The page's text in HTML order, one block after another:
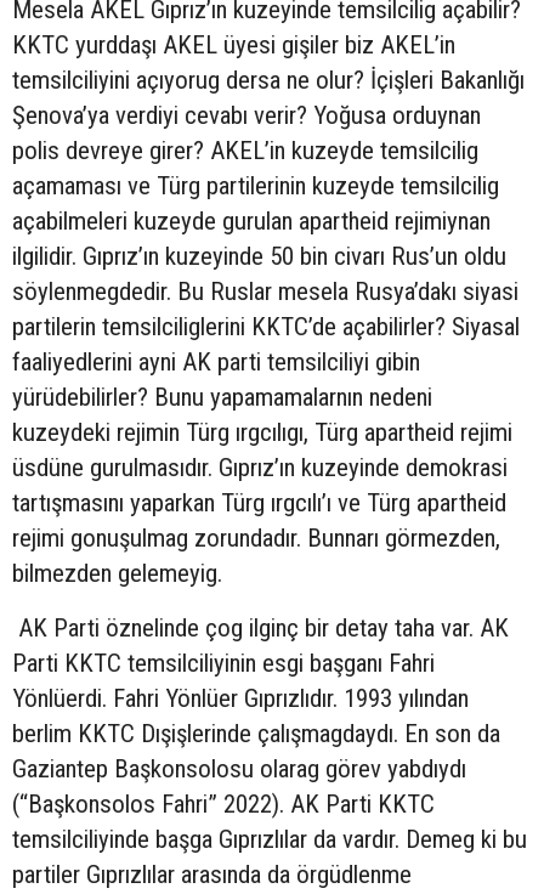
Mesela AKEL Gıprız’ın kuzeyinde temsilcilig açabilir?
KKTC yurddaşı AKEL üyesi gişiler biz AKEL’in
temsilciliyini açıyorug dersa ne olur? İçişleri Bakanlığı
Şenova’ya verdiyi cevabı verir? Yoğusa orduynan
polis devreye girer? AKEL’in kuzeyde temsilcilig
açamaması ve Türg partilerinin kuzeyde temsilcilig
açabilmeleri kuzeyde gurulan apartheid rejimiynan
ilgilidir. Gıprız’ın kuzeyinde 50 bin civarı Rus’un oldu
söylenmegdedir. Bu Ruslar mesela Rusya’dakı siyasi
partilerin temsilciliglerini KKTC’de açabilirler? Siyasal
faaliyedlerini ayni AK parti temsilciliyi gibin
yürüdebilirler? Bunu yapamamalarnın nedeni
kuzeydeki rejimin Türg ırgcılıgı, Türg apartheid rejimi
üsdüne gurulmasıdır. Gıprız’ın kuzeyinde demokrasi
tartışmasını yaparkan Türg ırgcılı’ı ve Türg apartheid
rejimi gonuşulmag zorundadır. Bunnarı görmezden,
bilmezden gelemeyig.
AK Parti öznelinde çog ilginç bir detay taha var. AK
Parti KKTC temsilciliyinin esgi başganı Fahri
Yönlüerdi. Fahri Yönlüer Gıprızlıdır. 1993 yılından
berlim KKTC Dışişlerinde çalışmagdaydı. En son da
Gaziantep Başkonsolosu olarag görev yabdıydı
(“Başkonsolos Fahri” 2022). AK Parti KKTC
temsilciliyinde başga Gıprızlılar da vardır. Demeg ki bu
partiler Gıprızlılar arasında da örgüdlenme